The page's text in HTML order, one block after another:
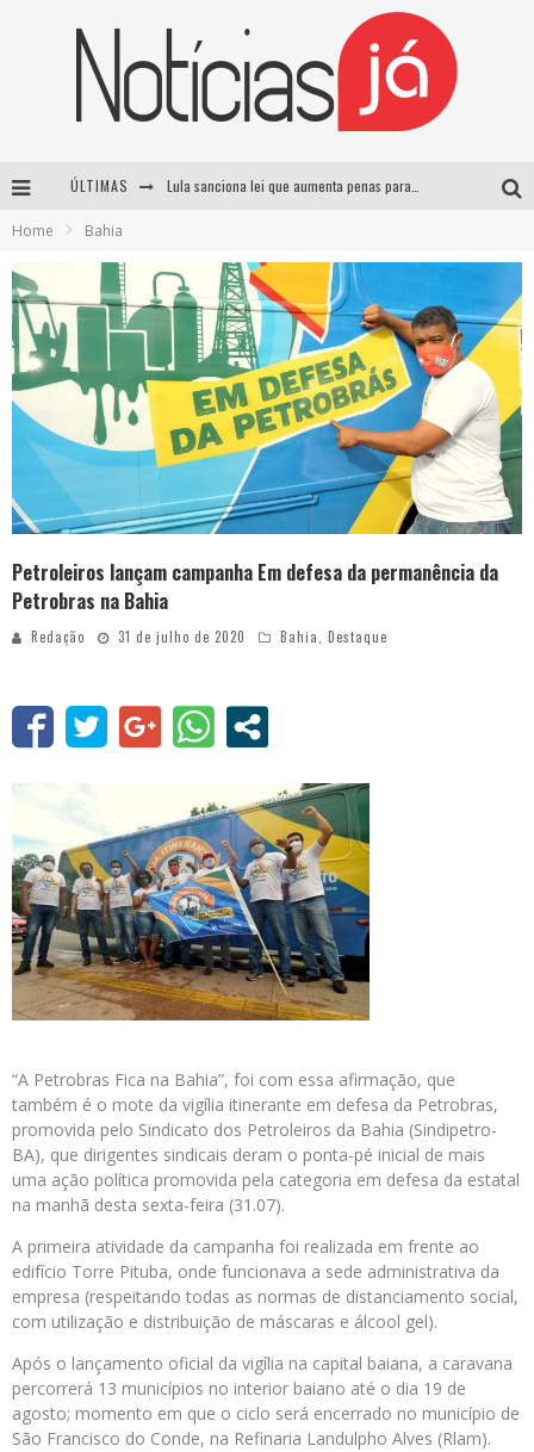
ÚLTIMAS
Casamento de Davi Brito e Emilly Araújo está marcado para setembro e deve custar cerca de R$ 2 milhões
Home Bahia
Petroleiros lançam campanha Em defesa da permanência da
Petrobras na Bahia
Redação 31 de julho de 2020 Bahia, Destaque
“A Petrobras Fica na Bahia”, foi com essa afirmação, que
também é o mote da vigília itinerante em defesa da Petrobras,
promovida pelo Sindicato dos Petroleiros da Bahia (Sindipetro-
BA), que dirigentes sindicais deram o ponta-pé inicial de mais
uma ação política promovida pela categoria em defesa da estatal
na manhã desta sexta-feira (31.07).
A primeira atividade da campanha foi realizada em frente ao
edifício Torre Pituba, onde funcionava a sede administrativa da
empresa (respeitando todas as normas de distanciamento social,
com utilização e distribuição de máscaras e álcool gel).
Após o lançamento oficial da vigília na capital baiana, a caravana
percorrerá 13 municípios no interior baiano até o dia 19 de
agosto; momento em que o ciclo será encerrado no município de
São Francisco do Conde, na Refinaria Landulpho Alves (Rlam).